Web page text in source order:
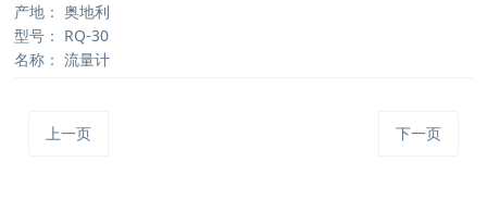
产地： 奥地利
型号： RQ-30
名称： 流量计
上一页 下一页